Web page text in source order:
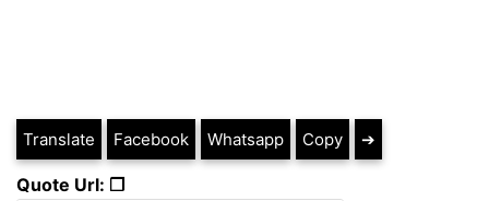
Translate Facebook Whatsapp Copy ➔
Quote Url: ❐